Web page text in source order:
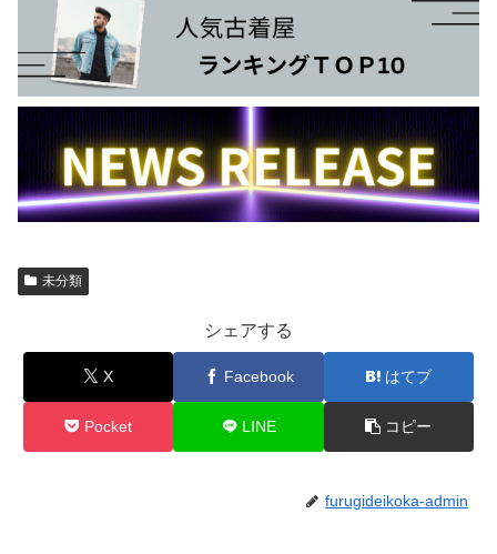
未分類
シェアする
X Facebook はてブ
Pocket LINE コピー
furugideikoka-admin